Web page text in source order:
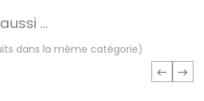
...
dans la même catégorie)